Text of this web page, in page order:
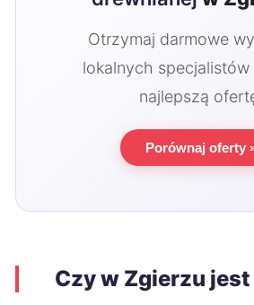
Otrzymaj darmowe
lokalnych specjalistów
najlepszą
Porównaj oferty
Czy w Zgierzu